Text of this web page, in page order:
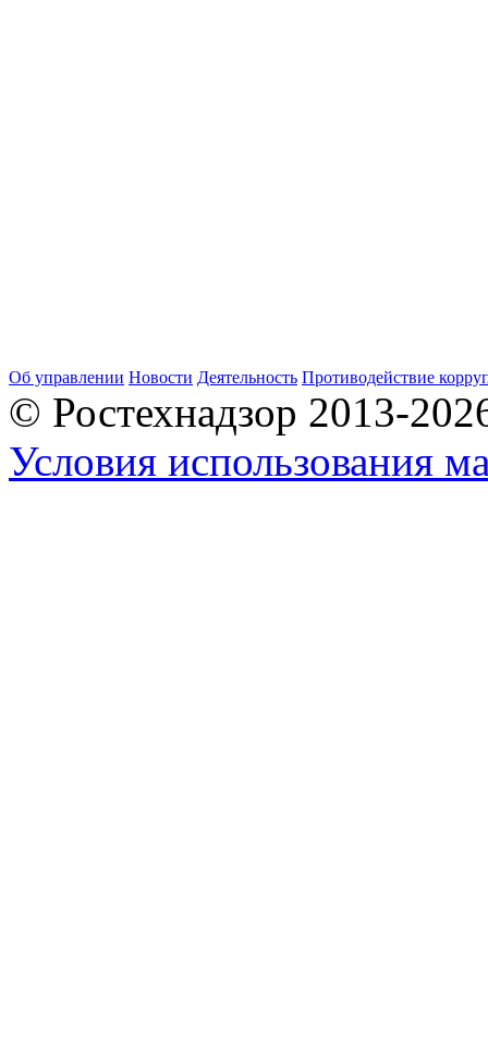
Об управлении Новости Деятельность Противодействие
© Ростехнадзор 2013-
Условия использования